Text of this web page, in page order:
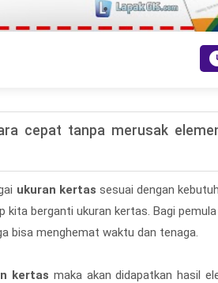
cepat tanpa merusak
ukuran kertas sesuai dengan
berganti ukuran kertas. Bagi
bisa menghemat waktu dan tenaga.
kertas maka akan didapatkan hasil